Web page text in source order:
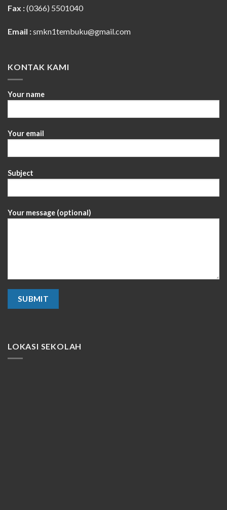
Fax :(0366) 5501040
Email :smkn1tembuku@gmail.com
KONTAK KAMI
Your name
Your email
Subject
Your message (optional)
LOKASI SEKOLAH